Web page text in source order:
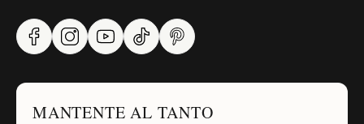
MANTENTE AL TANTO